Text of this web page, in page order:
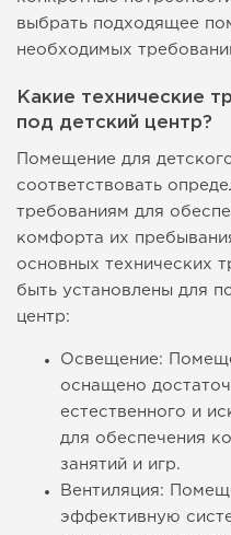
выбрать подходящее
необходимых
Какие технические
под детский центр?
Помещение для
соответствовать
требованиям для
комфорта их
основных технических
быть установлены для
центр:
Освещение:
оснащено
естественного и
для обеспечения
занятий и игр.
Вентиляция:
эффективную